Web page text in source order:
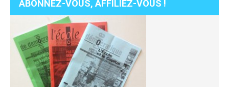
ABONNEZ-VOUS, AFFILIEZ-VOUS !